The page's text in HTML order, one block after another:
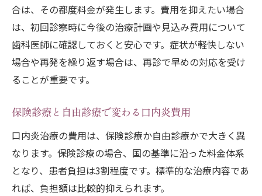
合は、その都度料金が発生します。費用を抑えたい場合
は、初回診察時に今後の治療計画や見込み費用について
歯科医師に確認しておくと安心です。症状が軽快しない
場合や再発を繰り返す場合は、再診で早めの対応を受け
ることが重要です。
保険診療と自由診療で変わる口内炎費用
口内炎治療の費用は、保険診療か自由診療かで大きく異
なります。保険診療の場合、国の基準に沿った料金体系
となり、患者負担は3割程度です。標準的な治療内容であ
れば、負担額は比較的抑えられます。